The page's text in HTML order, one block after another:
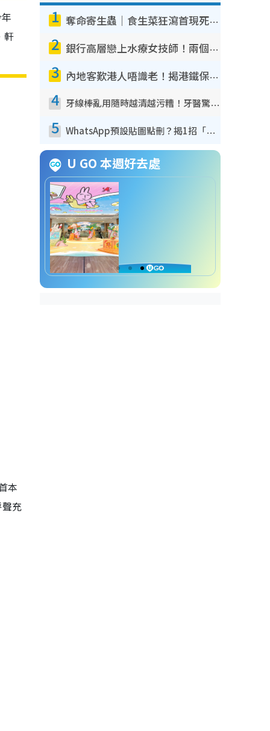
軒
本
充
1 奪命寄生蟲｜食生菜狂瀉首現死者！疫潮惡化錄1.8萬宗病例 揭洗菜3大謬誤
2 銀行高層戀上水療女技師！兩個月借128萬驚覺「沉船」沉落火海 揭背後疑似邪教操控賣淫
3 內地客歎港人唔識老！揭港鐵保鮮級冷氣 港人求放過：咪投訴
4 牙線棒亂用隨時越清越污糟！牙醫驚揭盲目過戶細菌恐致蛀牙：呢種先係日常真保養
5 WhatsApp預設貼圖點刪？揭1招「反向操作」還原簡潔介面 附3步實測教學
U GO 本週好去處